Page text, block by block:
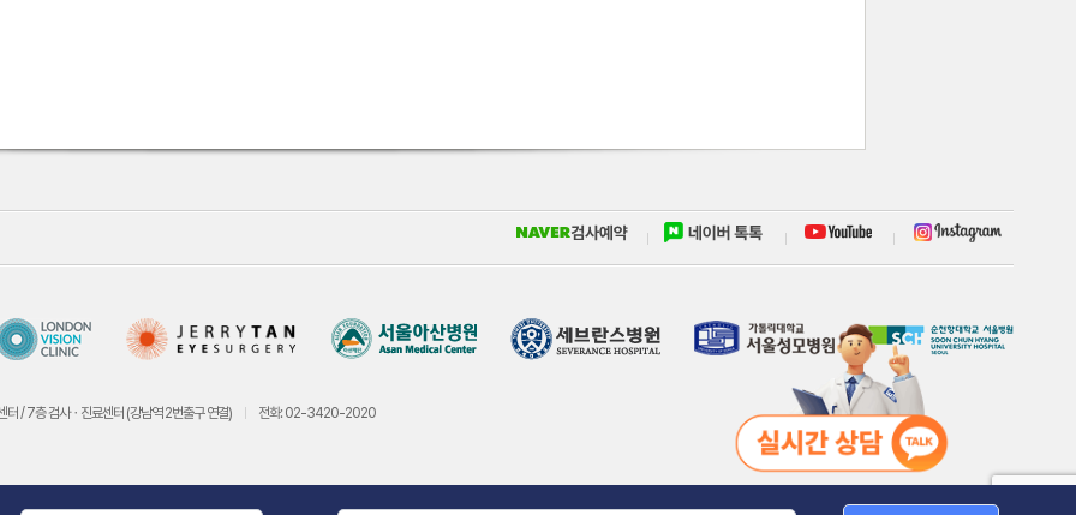
/ 7층 검사ㆍ진료센터 (강남역 2번출구 연결) 전화: 02-3420-2020